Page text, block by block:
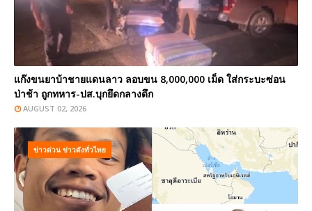
แก๊งขนยาบ้าชายแดนลาว ลอบขน 8,000,000 เม็ด ใส่กระบะซ่อน
ป่าช้า ถูกทหาร-ปส.บุกยึดกลางดึก
AUGUST 02, 2026
ข่าวด่วน ข่าวดังทั่วไทย